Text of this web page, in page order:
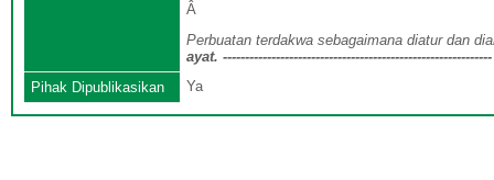
Â
Perbuatan terdakwa sebagaimana diatur dan
ayat. -------------------------------------------------------------
Pihak Dipublikasikan
Ya